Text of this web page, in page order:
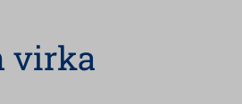
virka